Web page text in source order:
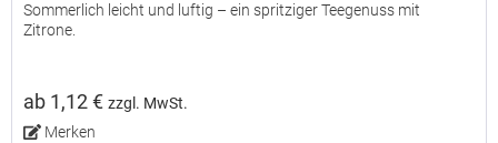
Sommerlich leicht und luftig – ein spritziger Teegenuss mit
Zitrone.
ab 1,12 €zzgl. MwSt.
Merken